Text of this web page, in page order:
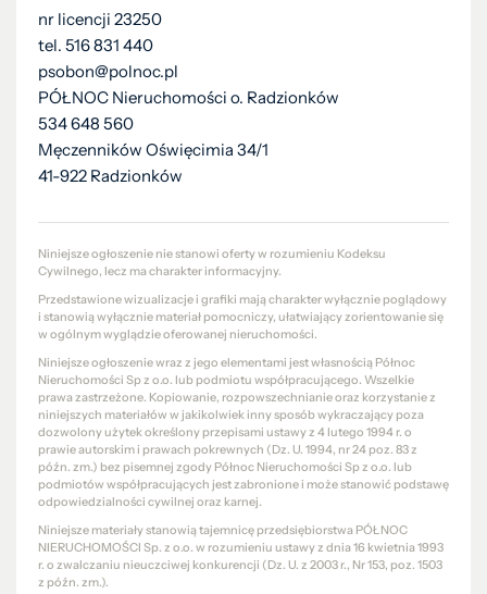
nr licencji 23250
tel. 516 831 440
psobon@polnoc.pl
PÓŁNOC Nieruchomości o. Radzionków
534 648 560
Męczenników Oświęcimia 34/1
41-922 Radzionków
Niniejsze ogłoszenie nie stanowi oferty w rozumieniu Kodeksu
Cywilnego, lecz ma charakter informacyjny.
Przedstawione wizualizacje i grafiki mają charakter wyłącznie poglądowy
i stanowią wyłącznie materiał pomocniczy, ułatwiający zorientowanie się
w ogólnym wyglądzie oferowanej nieruchomości.
Niniejsze ogłoszenie wraz z jego elementami jest własnością Północ
Nieruchomości Sp z o.o. lub podmiotu współpracującego. Wszelkie
prawa zastrzeżone. Kopiowanie, rozpowszechnianie oraz korzystanie z
niniejszych materiałów w jakikolwiek inny sposób wykraczający poza
dozwolony użytek określony przepisami ustawy z 4 lutego 1994 r. o
prawie autorskim i prawach pokrewnych (Dz. U. 1994, nr 24 poz. 83 z
późn. zm.) bez pisemnej zgody Północ Nieruchomości Sp z o.o. lub
podmiotów współpracujących jest zabronione i może stanowić podstawę
odpowiedzialności cywilnej oraz karnej.
Niniejsze materiały stanowią tajemnicę przedsiębiorstwa PÓŁNOC
NIERUCHOMOŚCI Sp. z o.o. w rozumieniu ustawy z dnia 16 kwietnia 1993
r. o zwalczaniu nieuczciwej konkurencji (Dz. U. z 2003 r., Nr 153, poz. 1503
z późn. zm.).